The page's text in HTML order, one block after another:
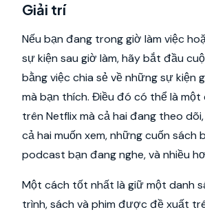
Giải trí
Nếu bạn đang trong giờ làm việc
sự kiện sau giờ làm, hãy bắt đầu
bằng việc chia sẻ về những sự kiện
mà bạn thích. Điều đó có thể là
trên Netflix mà cả hai đang theo
cả hai muốn xem, những cuốn sách
podcast bạn đang nghe, và nhiều
Một cách tốt nhất là giữ một danh
trình, sách và phim được đề xuất